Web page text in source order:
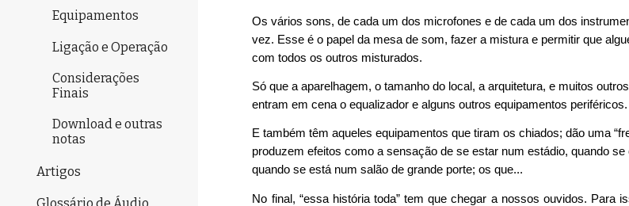
Equipamentos
Ligação e Operação
Considerações
Finais
Download e outras
notas
Artigos
Os vários sons, de cada um dos microfones e de cada um dos
vez. Esse é o papel da mesa de som, fazer a mistura e permitir que
com todos os outros misturados.
Só que a aparelhagem, o tamanho do local, a arquitetura, e muitos
entram em cena o equalizador e alguns outros equipamentos periféricos.
E também têm aqueles equipamentos que tiram os chiados; dão uma
produzem efeitos como a sensação de se estar num estádio, quando
quando se está num salão de grande porte; os que...
No final, “essa história toda” tem que chegar a nossos ouvidos.